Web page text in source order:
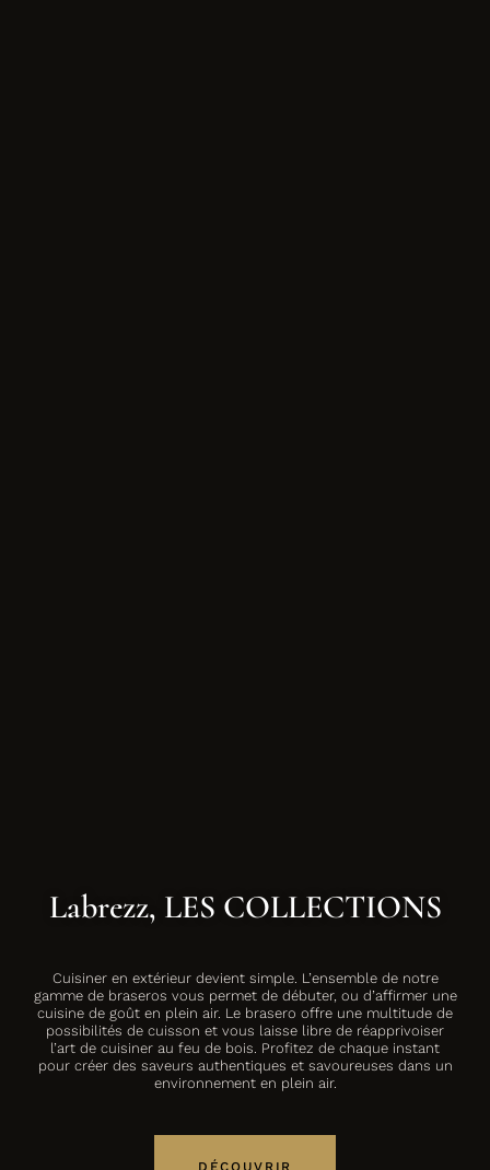
Labrezz, LES COLLECTIONS
Cuisiner en extérieur devient simple. L’ensemble de notre
gamme de braseros vous permet de débuter, ou d’affirmer une
cuisine de goût en plein air. Le brasero offre une multitude de
possibilités de cuisson et vous laisse libre de réapprivoiser
l’art de cuisiner au feu de bois. Profitez de chaque instant
pour créer des saveurs authentiques et savoureuses dans un
environnement en plein air.